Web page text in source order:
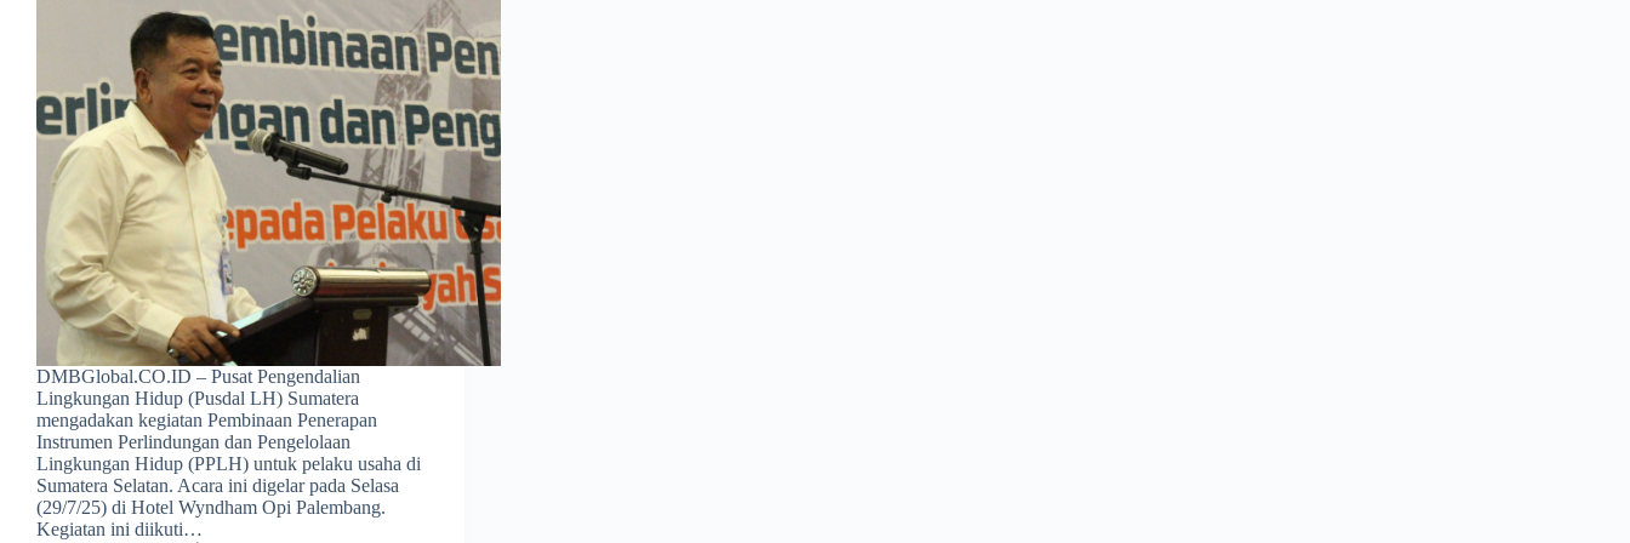
DMBGlobal.CO.ID – Pusat Pengendalian
Lingkungan Hidup (Pusdal LH) Sumatera
mengadakan kegiatan Pembinaan Penerapan
Instrumen Perlindungan dan Pengelolaan
Lingkungan Hidup (PPLH) untuk pelaku usaha di
Sumatera Selatan. Acara ini digelar pada Selasa
(29/7/25) di Hotel Wyndham Opi Palembang.
Kegiatan ini diikuti…